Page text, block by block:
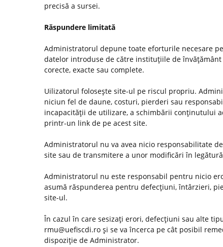
precisă a sursei.
Răspundere limitată
Administratorul depune toate eforturile necesare
datelor introduse de către instituţiile de
corecte, exacte sau complete.
Uilizatorul foloseşte site-ul pe riscul propriu.
niciun fel de daune, costuri, pierderi sau
incapacităţii de utilizare, a schimbării conţinutului
printr-un link de pe acest site.
Administratorul nu va avea nicio responsabilitate
site sau de transmitere a unor modificări în
Administratorul nu este responsabil pentru nicio
asumă răspunderea pentru defecţiuni, întârzieri,
site-ul.
În cazul în care sesizaţi erori, defecţiuni sau alte
rmu@uefiscdi.ro şi se va încerca pe cât posibil
dispoziţie de Administrator.